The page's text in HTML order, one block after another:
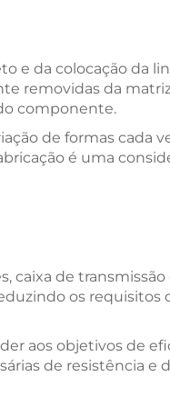
e da colocação da
removidas da
componente.
de formas cada
é uma
caixa de transmissão
os requisitos
aos objetivos de
de resistência e